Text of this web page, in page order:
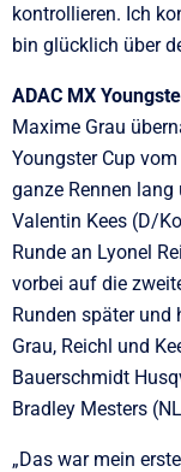
kontrollieren. Ich
bin glücklich über
ADAC MX
Maxime Grau
Youngster Cup
ganze Rennen
Valentin Kees (D/
Runde an Lyonel
vorbei auf die
Runden später
Grau, Reichl und
Bauerschmidt
Bradley Mesters
„Das war mein